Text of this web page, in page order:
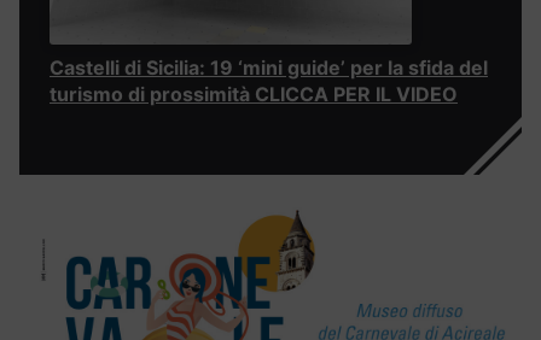
Castelli di Sicilia: 19 ‘mini guide’ per la sfida del
turismo di prossimità CLICCA PER IL VIDEO